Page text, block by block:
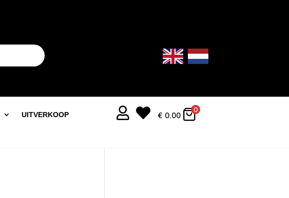
UITVERKOOP
  € 0.00
0